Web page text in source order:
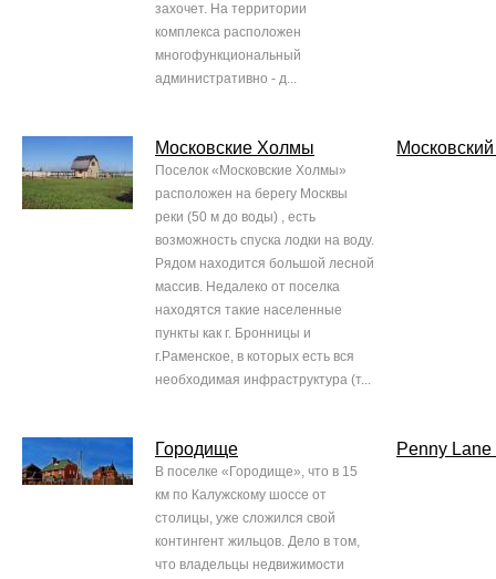
захочет. На территории
комплекса расположен
многофункциональный
административно - д...
Московские Холмы
Поселок «Московские Холмы»
расположен на берегу Москвы
реки (50 м до воды) , есть
возможность спуска лодки на воду.
Рядом находится большой лесной
массив. Недалеко от поселка
находятся такие населенные
пункты как г. Бронницы и
г.Раменское, в которых есть вся
необходимая инфраструктура (т...
Городище
В поселке «Городище», что в 15
км по Калужскому шоссе от
столицы, уже сложился свой
контингент жильцов. Дело в том,
что владельцы недвижимости
Penny